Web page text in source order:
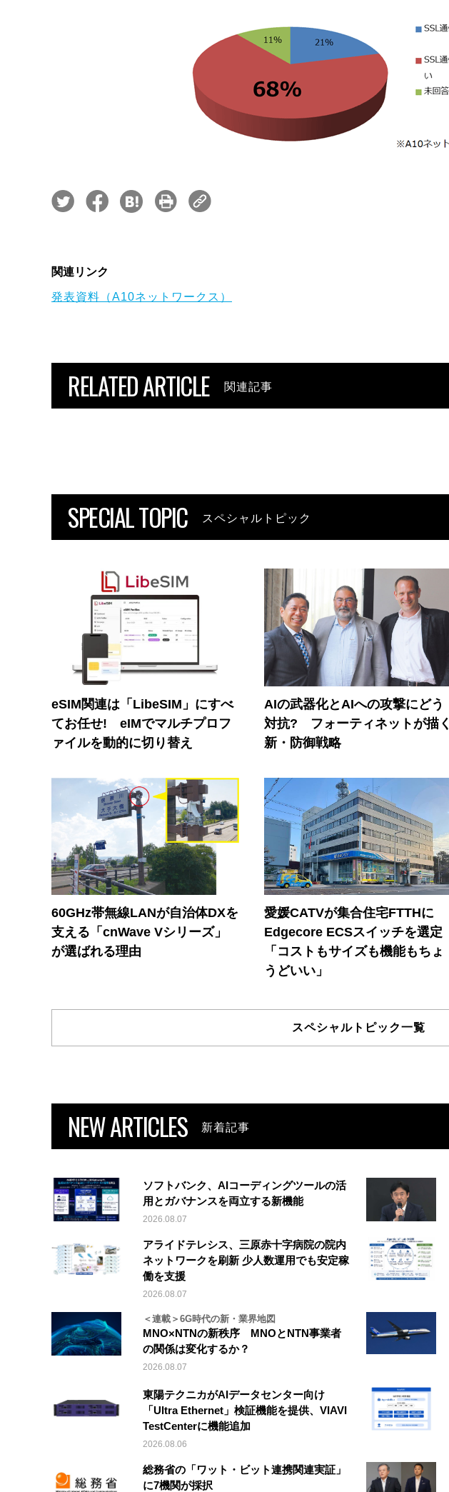
関連リンク
発表資料（A10ネットワークス）
RELATED ARTICLE 関連記事
SPECIAL TOPIC スペシャルトピック
eSIM関連は「LibeSIM」にすべ
てお任せ! eIMでマルチプロフ
ァイルを動的に切り替え
AIの武器化とAIへの攻撃にどう
対抗? フォーティネットが描く
新・防御戦略
60GHz帯無線LANが自治体DXを
支える「cnWave Vシリーズ」
が選ばれる理由
愛媛CATVが集合住宅FTTHに
Edgecore ECSスイッチを選定
「コストもサイズも機能もちょ
うどいい」
スペシャルトピック一覧
NEW ARTICLES 新着記事
ソフトバンク、AIコーディングツールの活
用とガバナンスを両立する新機能
2026.08.07
アライドテレシス、三原赤十字病院の院内
ネットワークを刷新 少人数運用でも安定稼
働を支援
2026.08.07
＜連載＞6G時代の新・業界地図
MNO×NTNの新秩序 MNOとNTN事業者
の関係は変化するか？
2026.08.07
東陽テクニカがAIデータセンター向け
「Ultra Ethernet」検証機能を提供、VIAVI
TestCenterに機能追加
2026.08.06
総務省の「ワット・ビット連携関連実証」
に7機関が採択